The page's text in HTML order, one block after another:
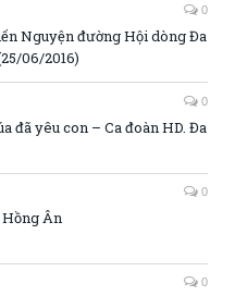
0
Nguyện đường Hội dòng Đa
06/2016)
0
đã yêu con – Ca đoàn HD. Đa
0
Ân
0